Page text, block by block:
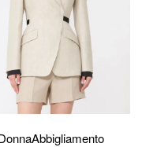
Abbigliamento